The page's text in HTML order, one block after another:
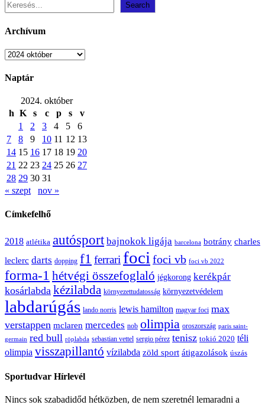
Search
Archívum
Archívum
Naptár
2024. október
h K s c p s
v
1
2 3 4 5
6
7
8 9 10 11 12 13
14 15 16 17 18 19 20
21 22 23 24 25 26 27
28 29 30 31
« szept
nov »
Címkefelhő
2018 atlétika autósport bajnokok ligája barcelona botrány charles
leclerc darts dopping f1 ferrari foci foci vb foci vb 2022
forma-1 hétvégi összefoglaló jégkorong kerékpár
kosárlabda kézilabda környezettudatosság környezetvédelem
labdarúgás lando norris lewis hamilton magyar foci max
verstappen mclaren mercedes nob olimpia oroszország paris saint-
germain red bull röplabda sebastian vettel sergio pérez tenisz tokió 2020 téli
olimpia visszapillantó vízilabda zöld sport átigazolások úszás
Sportudvar Hírlevél
Nincs sok szabadidőd hétközben, de nem szeretnél lemaradni a